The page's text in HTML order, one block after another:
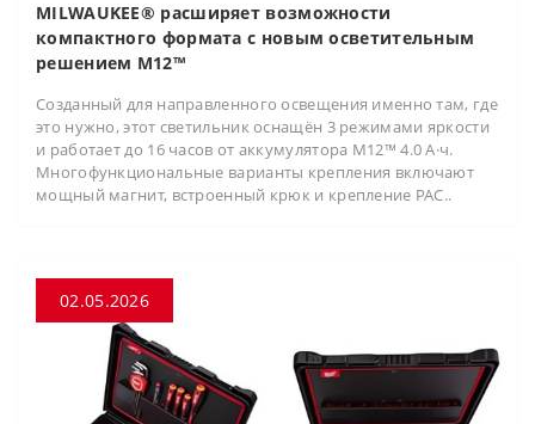
MILWAUKEE® расширяет возможности
компактного формата с новым осветительным
решением M12™
Созданный для направленного освещения именно там, где
это нужно, этот светильник оснащён 3 режимами яркости
и работает до 16 часов от аккумулятора M12™ 4.0 А·ч.
Многофункциональные варианты крепления включают
мощный магнит, встроенный крюк и крепление PAC..
02.05.2026